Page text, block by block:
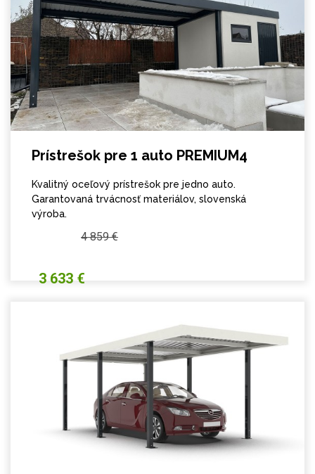
Prístrešok pre 1 auto PREMIUM4
Kvalitný oceľový prístrešok pre jedno auto.
Garantovaná trvácnosť materiálov, slovenská
výroba.
3 633 €
4 859 €